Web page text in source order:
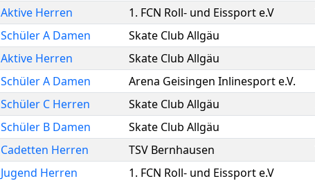
Aktive Herren 1. FCN Roll- und Eissport e.V
Schüler A Damen Skate Club Allgäu
Aktive Herren Skate Club Allgäu
Schüler A Damen Arena Geisingen Inlinesport e.V.
Schüler C Herren Skate Club Allgäu
Schüler B Damen Skate Club Allgäu
Cadetten Herren TSV Bernhausen
Jugend Herren 1. FCN Roll- und Eissport e.V